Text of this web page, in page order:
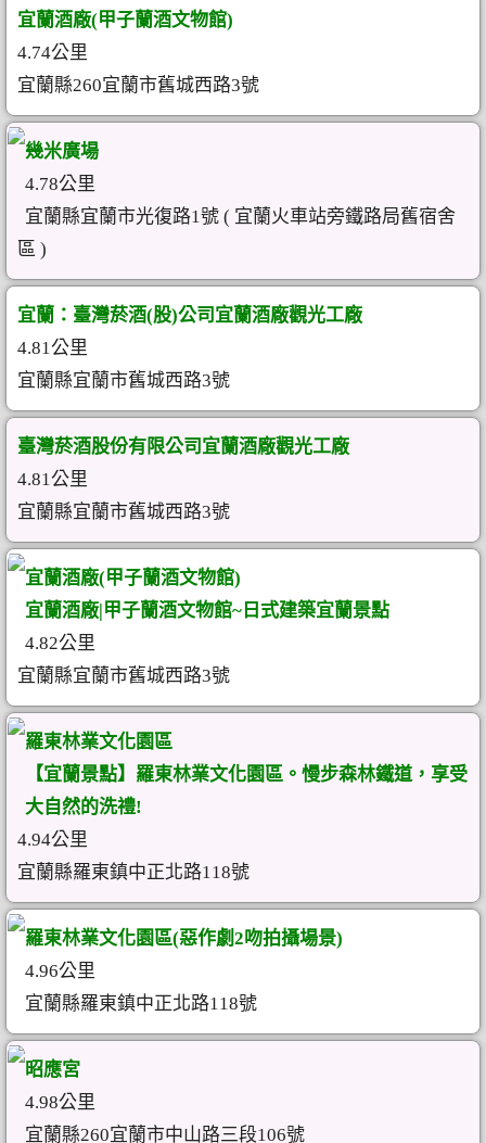
宜蘭酒廠(甲子蘭酒文物館)
4.74公里
宜蘭縣260宜蘭市舊城西路3號
幾米廣場
4.78公里
宜蘭縣宜蘭市光復路1號 ( 宜蘭火車站旁鐵路局舊宿舍
區 )
宜蘭：臺灣菸酒(股)公司宜蘭酒廠觀光工廠
4.81公里
宜蘭縣宜蘭市舊城西路3號
臺灣菸酒股份有限公司宜蘭酒廠觀光工廠
4.81公里
宜蘭縣宜蘭市舊城西路3號
宜蘭酒廠(甲子蘭酒文物館)
宜蘭酒廠|甲子蘭酒文物館~日式建築宜蘭景點
4.82公里
宜蘭縣宜蘭市舊城西路3號
羅東林業文化園區
【宜蘭景點】羅東林業文化園區。慢步森林鐵道，享受
大自然的洗禮!
4.94公里
宜蘭縣羅東鎮中正北路118號
羅東林業文化園區(惡作劇2吻拍攝場景)
4.96公里
宜蘭縣羅東鎮中正北路118號
昭應宮
4.98公里
宜蘭縣260宜蘭市中山路三段106號